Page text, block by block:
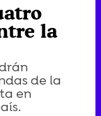
la
de la
en